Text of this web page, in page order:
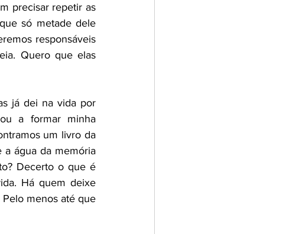
precisar repetir as
só metade dele
responsáveis
Quero que elas
já dei na vida por
a formar minha
um livro da
a água da memória
Decerto o que é
Há quem deixe
menos até que